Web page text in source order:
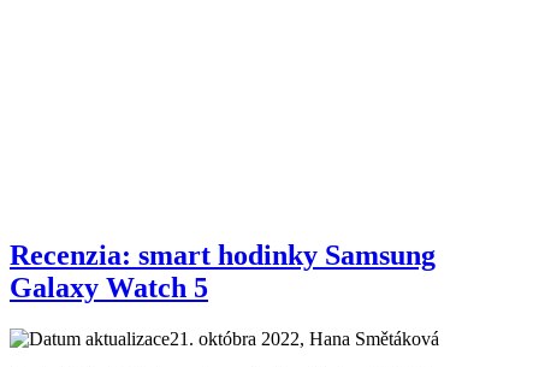
Recenzia: smart hodinky Samsung
Galaxy Watch 5
21. októbra 2022, Hana Smětáková